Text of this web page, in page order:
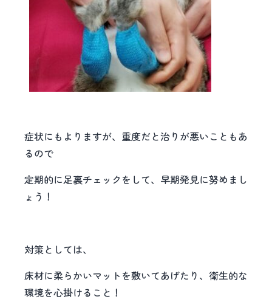
症状にもよりますが、重度だと治りが悪いこともあ
るので
定期的に足裏チェックをして、早期発見に努めまし
ょう！
対策としては、
床材に柔らかいマットを敷いてあげたり、衛生的な
環境を心掛けること！